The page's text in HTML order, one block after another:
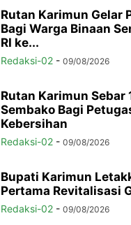
Rutan Karimun Gelar
Bagi Warga Binaan
RI ke...
Redaksi-02 - 09/08/2026
Rutan Karimun Sebar
Sembako Bagi
Kebersihan
Redaksi-02 - 09/08/2026
Bupati Karimun
Pertama Revitalisasi
Redaksi-02 - 09/08/2026